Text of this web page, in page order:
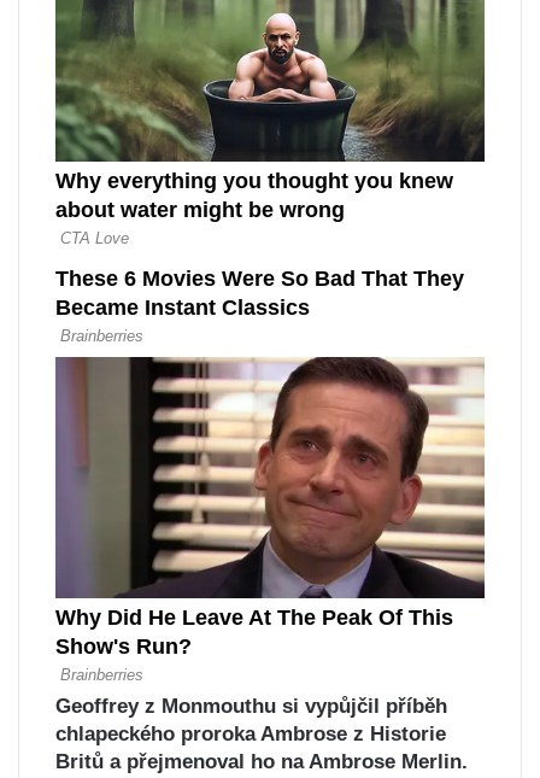
Geoffrey z Monmouthu si vypůjčil příběh
chlapeckého proroka Ambrose z Historie
Britů a přejmenoval ho na Ambrose Merlin.